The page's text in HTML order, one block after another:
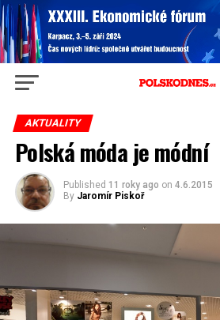
AKTUALITY
Polská móda je módní
Published 11 roky ago on 4.6.2015
By Jaromír Piskoř